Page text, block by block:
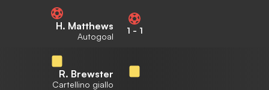
H. Matthews
Autogoal
1 - 1
R. Brewster
Cartellino giallo